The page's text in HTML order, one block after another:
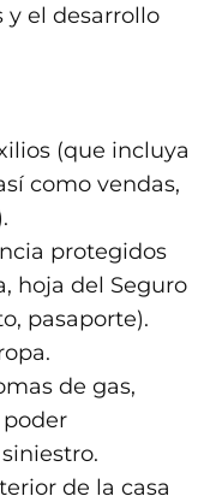
y el desarrollo
(que incluya
como vendas,
protegidos
hoja del Seguro
pasaporte).
de gas,
de la casa